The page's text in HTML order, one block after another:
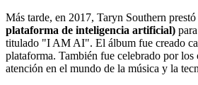
Más tarde, en 2017, Taryn Southern prestó
plataforma de inteligencia artificial)
titulado "I AM AI". El álbum fue creado
plataforma. También fue celebrado por
atención en el mundo de la música y la